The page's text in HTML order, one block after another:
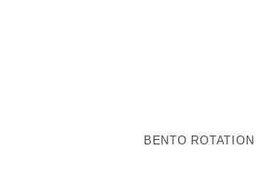
BENTO ROTATION